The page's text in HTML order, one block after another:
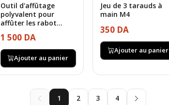
Outil d'affûtage
polyvalent pour
affûter les rabot...
1 500 DA
Ajouter au panier
Jeu de 3 tarauds à
main M4
350 DA
Ajouter au panier
1 2 3 4